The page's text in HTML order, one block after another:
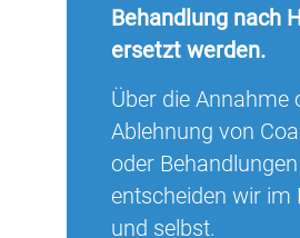
Behandlung nach
ersetzt werden.
Über die Annahme
Ablehnung von
oder Behandlungen
entscheiden wir im
und selbst.